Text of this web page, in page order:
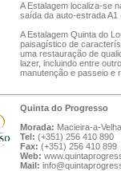
A Estalagem localiza-se
saída da auto-estrada
A Estalagem Quinta do
paisagístico de
uma restauração de
lazer, incluindo entre
manutenção e passeio e
Quinta do Progresso
Morada: Macieira-a-
Tel: (+351) 256 410 890
Fax: (+351) 256 410 899
Web:
Mail: